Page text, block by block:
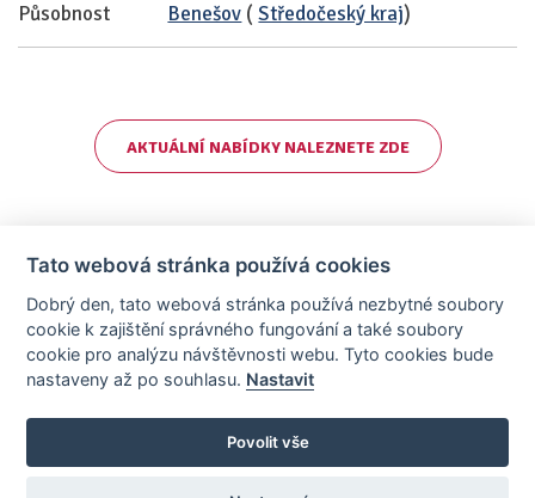
Působnost Benešov (Středočeský kraj)
AKTUÁLNÍ NABÍDKY NALEZNETE ZDE
Stránky vytvořeny v iD-SIGN
Provozovatelem tohoto serveru je společnost AllCzech Promotion, s.r.o.,
Tato webová stránka používá cookies
Dobrý den, tato webová stránka používá nezbytné soubory
cookie k zajištění správného fungování a také soubory
cookie pro analýzu návštěvnosti webu. Tyto cookies bude
nastaveny až po souhlasu. Nastavit
Povolit vše